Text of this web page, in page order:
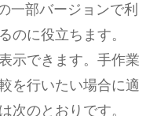
部バージョンで利
のに役立ちます。
示できます。手作業
を行いたい場合に適
次のとおりです。